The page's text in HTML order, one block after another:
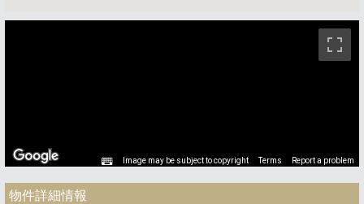
Image may be subject to copyright Terms Report a problem
物件詳細情報